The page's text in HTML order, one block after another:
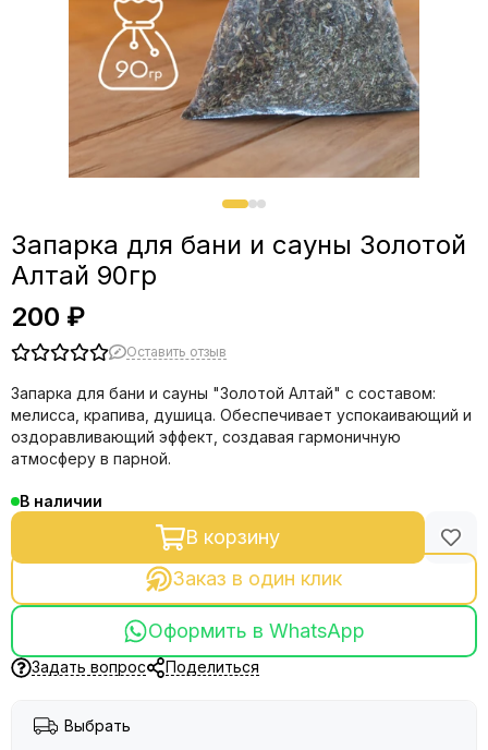
Запарка для бани и сауны Золотой
Алтай 90гр
200 ₽
Оставить отзыв
Запарка для бани и сауны "Золотой Алтай" с составом:
мелисса, крапива, душица. Обеспечивает успокаивающий и
оздоравливающий эффект, создавая гармоничную
атмосферу в парной.
В наличии
В корзину
Заказ в один клик
Оформить в WhatsApp
Задать вопрос Поделиться
Выбрать